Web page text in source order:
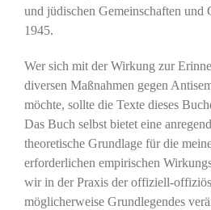
und jüdischen Gemeinschaften und
1945.
Wer sich mit der Wirkung zur
diversen Maßnahmen gegen
möchte, sollte die Texte dieses
Das Buch selbst bietet eine
theoretische Grundlage für die
erforderlichen empirischen
wir in der Praxis der offiziell-
möglicherweise Grundlegendes